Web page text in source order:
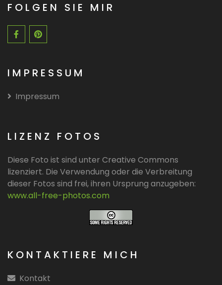
FOLGEN SIE MIR
IMPRESSUM
Impressum
LIZENZ FOTOS
Diese Foto ist sind unter Creative Commons
lizenziert. Die Verwendung oder die Verbreitung
dieser Fotos sind frei, ihren Ursprung anzugeben:
www.all-free-photos.com
KONTAKTIERE MICH
Kontakt